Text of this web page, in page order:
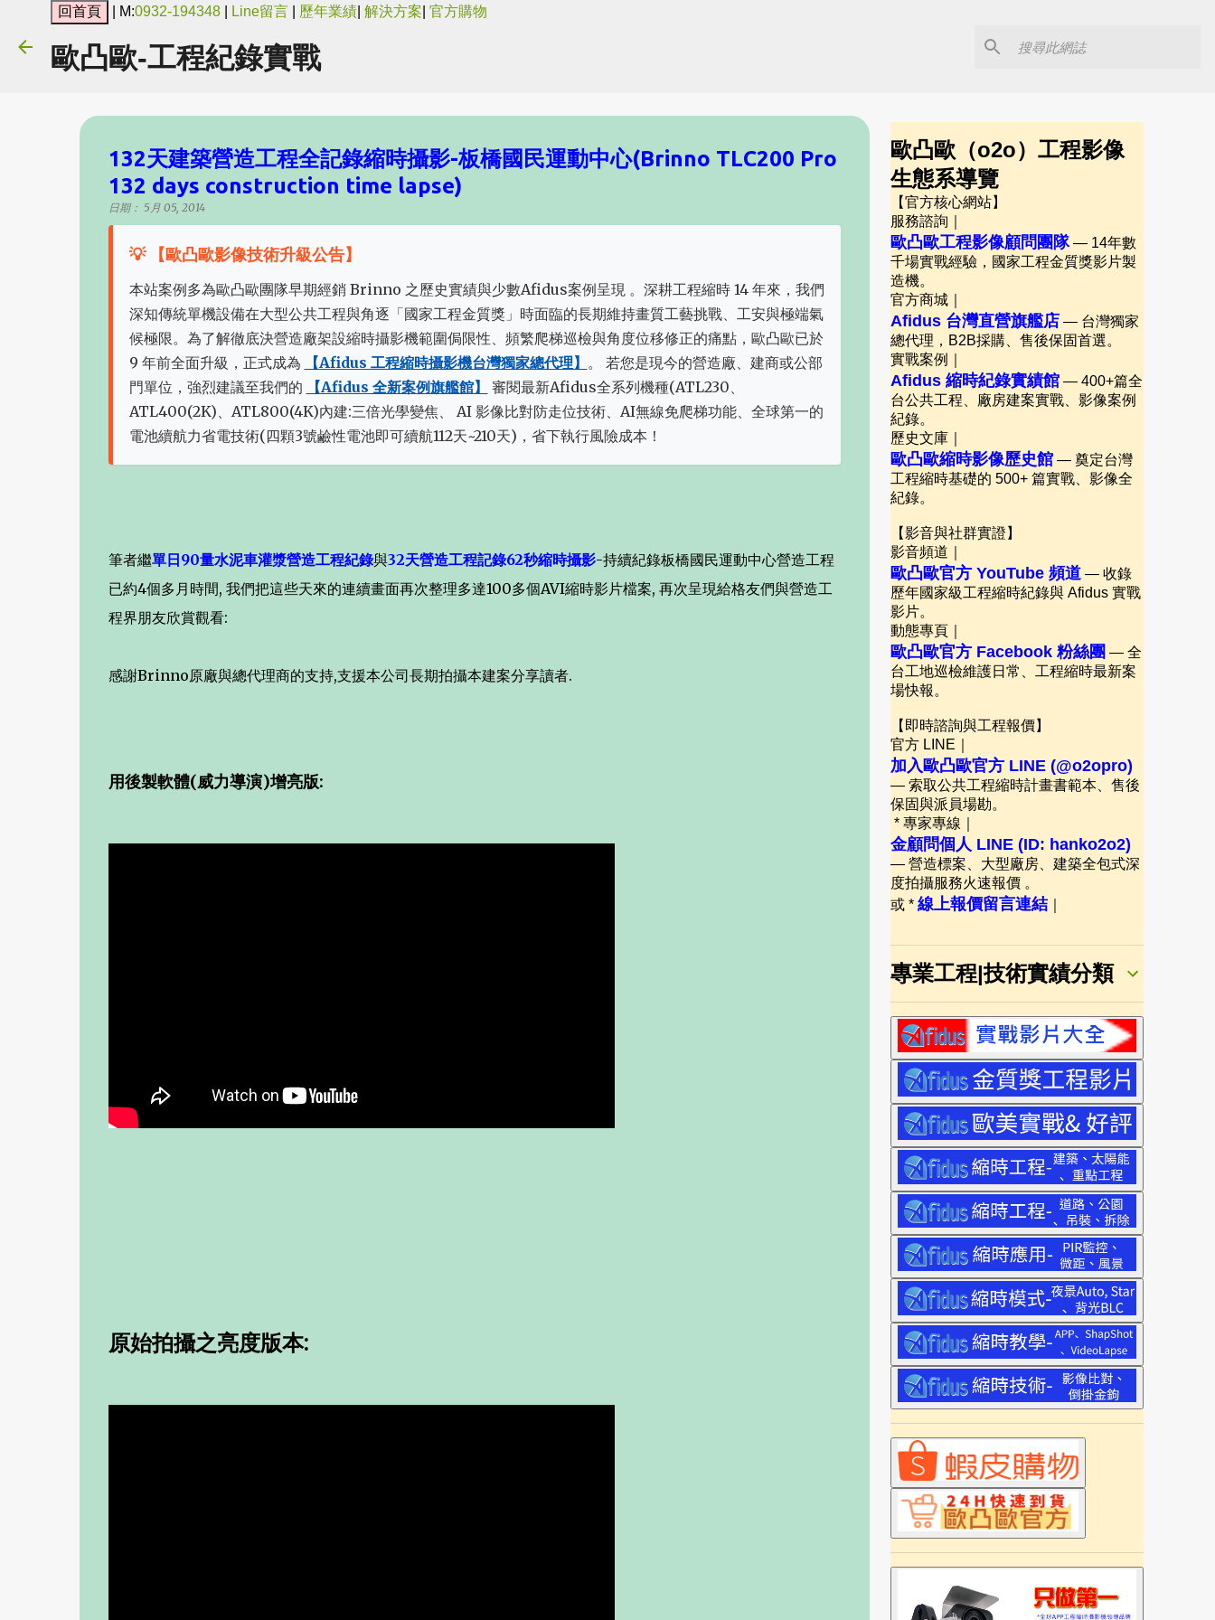
| M:0932-194348 Line留言 歷年業績 解決方案 官方購物
歐凸歐-工程紀錄實戰
132天建築營造工程全記錄縮時攝影-板橋國民運動中心(Brinno TLC200 Pro
132 days construction time lapse)
日期： 5月 05, 2014
💡 【歐凸歐影像技術升級公告】
本站案例多為歐凸歐團隊早期經銷 Brinno 之歷史實績與少數Afidus案例呈現 。深耕工程縮時 14 年來，我們
深知傳統單機設備在大型公共工程與角逐「國家工程金質獎」時面臨的長期維持畫質工藝挑戰、工安與極端氣
候極限。為了解徹底決營造廠架設縮時攝影機範圍侷限性、頻繁爬梯巡檢與角度位移修正的痛點，歐凸歐已於
9 年前全面升級，正式成為
【Afidus 工程縮時攝影機台灣獨家總代理】 。 若您是現今的營造廠、建商或公部
門單位，強烈建議至我們的
【Afidus 全新案例旗艦館】
審閱最新Afidus全系列機種(ATL230、
ATL400(2K)、ATL800(4K)內建:三倍光學變焦、 AI 影像比對防走位技術、AI無線免爬梯功能、全球第一的
電池續航力省電技術(四顆3號鹼性電池即可續航112天~210天)，省下執行風險成本！
筆者繼單日90量水泥車灌漿營造工程紀錄與32天營造工程記錄62秒縮時攝影-持續紀錄板橋國民運動中心營造工程
已約4個多月時間, 我們把這些天來的連續畫面再次整理多達100多個AVI縮時影片檔案, 再次呈現給格友們與營造工
程界朋友欣賞觀看:
感謝Brinno原廠與總代理商的支持,支援本公司長期拍攝本建案分享讀者.
用後製軟體(威力導演)增亮版:
原始拍攝之亮度版本:
歐凸歐（o2o）工程影像
生態系導覽
【官方核心網站】
服務諮詢｜
歐凸歐工程影像顧問團隊— 14年數
千場實戰經驗，國家工程金質獎影片製
造機。
官方商城｜
Afidus 台灣直營旗艦店 — 台灣獨家
總代理，B2B採購、售後保固首選。
實戰案例｜
Afidus 縮時紀錄實績館— 400+篇全
台公共工程、廠房建案實戰、影像案例
紀錄。
歷史文庫｜
歐凸歐縮時影像歷史館— 奠定台灣
工程縮時基礎的 500+ 篇實戰、影像全
紀錄。
【影音與社群實證】
影音頻道｜
歐凸歐官方 YouTube 頻道— 收錄
歷年國家級工程縮時紀錄與 Afidus 實戰
影片。
動態專頁｜
歐凸歐官方 Facebook 粉絲團 — 全
台工地巡檢維護日常、工程縮時最新案
場快報。
【即時諮詢與工程報價】
官方 LINE｜
加入歐凸歐官方 LINE (@o2opro)
— 索取公共工程縮時計畫書範本、售後
保固與派員場勘。
* 專家專線｜
金顧問個人 LINE (ID: hanko2o2)
— 營造標案、大型廠房、建築全包式深
度拍攝服務火速報價 。
或 * 線上報價留言連結｜
專業工程|技術實績分類